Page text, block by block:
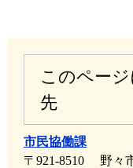
このペー
先
市民協働課
〒921-8510
野々